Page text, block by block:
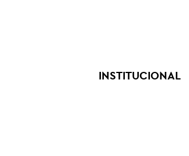
INSTITUCIONAL